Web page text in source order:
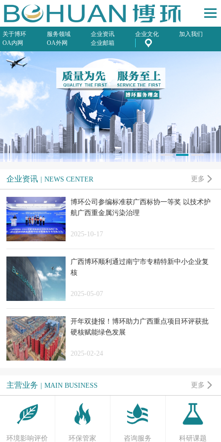
关于博环 服务领域 企业资讯 企业文化
加入我们
OA内网
OA外网 企业邮箱
企业资讯 NEWS CENTER 更多 
博环公司参编标准获广西标协一等奖 以技术护
航广西重金属污染治理​
2025-10-17
广西博环顺利通过南宁市专精特新中小企业复
核
2025-05-07
开年双捷报！博环助力广西重点项目环评获批
硬核赋能绿色发展
2025-02-24
主营业务 MAIN BUSINESS 更多 
环境影响评价 环保管家 咨询服务 科研课题